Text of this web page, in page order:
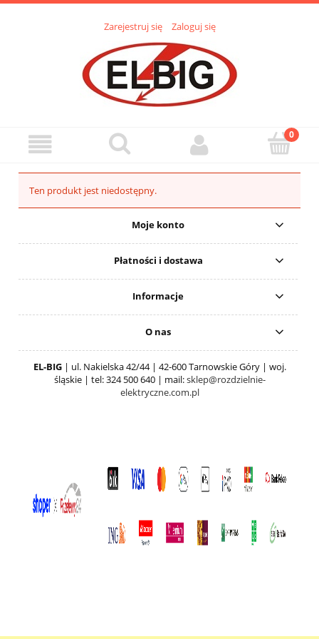
Zarejestruj się Zaloguj się
Ten produkt jest niedostępny.
Moje konto
Płatności i dostawa
Informacje
O nas
EL-BIG| ul. Nakielska 42/44 | 42-600 Tarnowskie Góry | woj.
śląskie | tel: 324 500 640 | mail:sklep@rozdzielnie-
elektryczne.com.pl